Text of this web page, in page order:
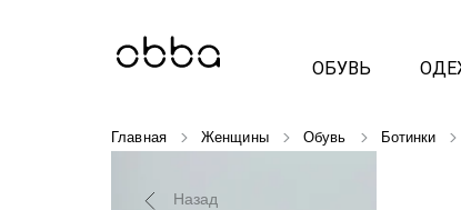
ОБУВЬ
Главная Женщины Обувь Ботинки
Назад